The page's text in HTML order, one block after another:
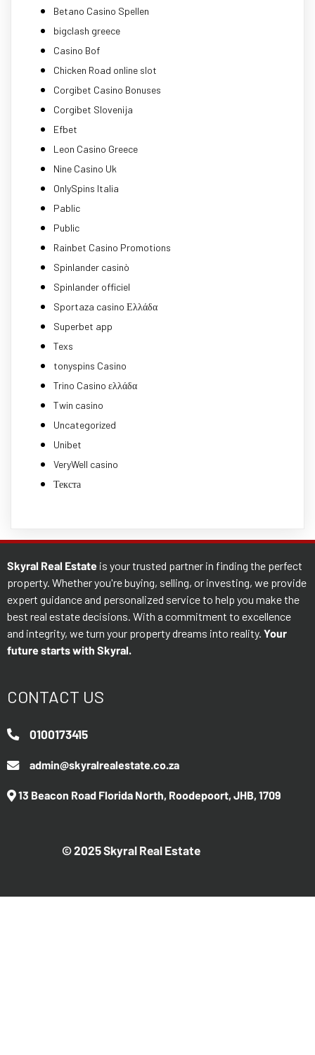
Betano Casino Spellen
bigclash greece
Casino Bof
Chicken Road online slot
Corgibet Casino Bonuses
Corgibet Slovenija
Efbet
Leon Casino Greece
Nine Casino Uk
OnlySpins Italia
Pablic
Public
Rainbet Casino Promotions
Spinlander casinò
Spinlander officiel
Sportaza casino Ελλάδα
Superbet app
Texs
tonyspins Casino
Trino Casino ελλάδα
Twin casino
Uncategorized
Unibet
VeryWell casino
Текста
Skyral Real Estate is your trusted partner in finding the perfect
property. Whether you're buying, selling, or investing, we provide
expert guidance and personalized service to help you make the
best real estate decisions. With a commitment to excellence
and integrity, we turn your property dreams into reality. Your
future starts with Skyral.
CONTACT US
0100173415
admin@skyralrealestate.co.za
13 Beacon Road Florida North, Roodepoort, JHB, 1709
© 2025 Skyral Real Estate